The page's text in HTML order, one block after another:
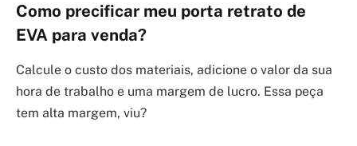
Como precificar meu porta retrato de
EVA para venda?
Calcule o custo dos materiais, adicione o valor da sua
hora de trabalho e uma margem de lucro. Essa peça
tem alta margem, viu?